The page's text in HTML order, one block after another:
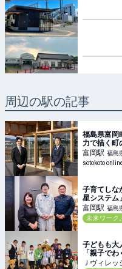
周辺の駅の記事
福島県富岡
力で描く
オンライン
富岡駅 福島
sotokoto
子育てしな
星システム」
富岡駅 福島
未来ワーク
子どもも大
「親子で
は
Ｊヴィレッ